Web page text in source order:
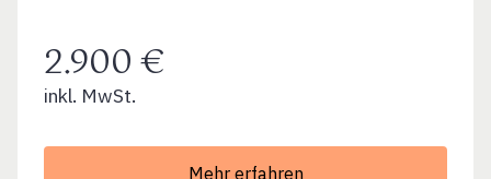
2.900 €
inkl. MwSt.
Mehr erfahren